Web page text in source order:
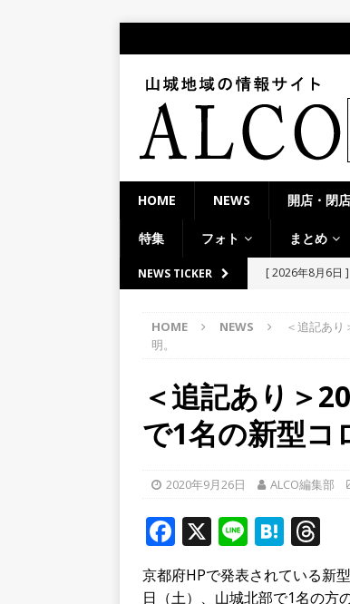
HOME NEWS 開店・閉店
特集 フォト まとめ
NEWS TICKER [ 2026年8月6日 ]
[ 2026年8月6日
[ 2026年8月6日 ]
り上がりそう！
[ 2026年8月5日
／２０２６】
[ 2026年8月7日 ]
学生さんたち手
HOME NEWS
＜追記あ
明。
＜追記あり＞
で1名の新型コ
2020年9月26日 ALCO編集部
F
a
c
X Li
n
e
H
at
e
h
r
京都府HPで発表されている新
日（土）、山城北部で1名の方